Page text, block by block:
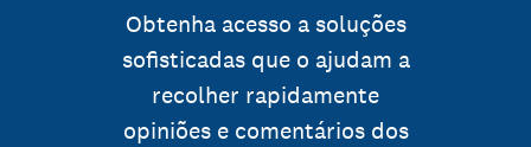
Obtenha acesso a soluções
sofisticadas que o ajudam a
recolher rapidamente
opiniões e comentários dos